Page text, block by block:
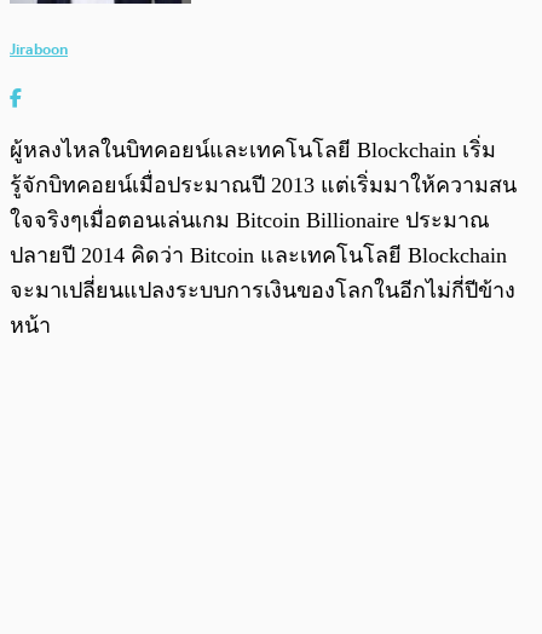
Jiraboon
ผู้หลงไหลในบิทคอยน์และเทคโนโลยี Blockchain เริ่ม
รู้จักบิทคอยน์เมื่อประมาณปี 2013 แต่เริ่มมาให้ความสน
ใจจริงๆเมื่อตอนเล่นเกม Bitcoin Billionaire ประมาณ
ปลายปี 2014 คิดว่า Bitcoin และเทคโนโลยี Blockchain
จะมาเปลี่ยนแปลงระบบการเงินของโลกในอีกไม่กี่ปีข้าง
หน้า